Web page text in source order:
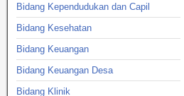
Bidang Kependudukan dan Capil
Bidang Kesehatan
Bidang Keuangan
Bidang Keuangan Desa
Bidang Klinik